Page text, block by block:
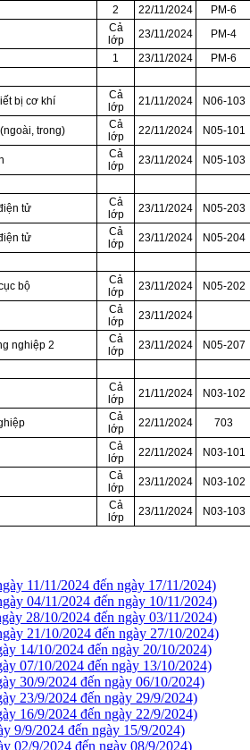
2 22/11/2024 PM-6
Cả
lớp
23/11/2024 PM-4
1 23/11/2024 PM-6
bị cơ khí
Cả
lớp
21/11/2024 N06-103
trong)
Cả
lớp
22/11/2024 N05-101
Cả
lớp
23/11/2024 N05-103
tử
Cả
lớp
23/11/2024 N05-203
tử
Cả
lớp
23/11/2024 N05-204
bộ
Cả
lớp
23/11/2024 N05-202
Cả
lớp
23/11/2024
nghiệp 2
Cả
lớp
23/11/2024 N05-207
Cả
lớp
21/11/2024 N03-102
Cả
lớp
22/11/2024 703
Cả
lớp
22/11/2024 N03-101
Cả
lớp
23/11/2024 N03-102
Cả
lớp
23/11/2024 N03-103
11/11/2024 đến ngày 17/11/2024)
04/11/2024 đến ngày 10/11/2024)
28/10/2024 đến ngày 03/11/2024)
21/10/2024 đến ngày 27/10/2024)
14/10/2024 đến ngày 20/10/2024)
07/10/2024 đến ngày 13/10/2024)
30/9/2024 đến ngày 06/10/2024)
23/9/2024 đến ngày 29/9/2024)
16/9/2024 đến ngày 22/9/2024)
9/9/2024 đến ngày 15/9/2024)
02/9/2024 đến ngày 08/9/2024)